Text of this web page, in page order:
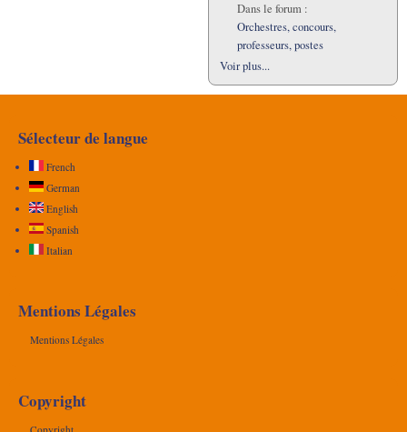
Dans le forum :
Orchestres, concours,
professeurs, postes
Voir plus...
Sélecteur de langue
French
German
English
Spanish
Italian
Mentions Légales
Mentions Légales
Copyright